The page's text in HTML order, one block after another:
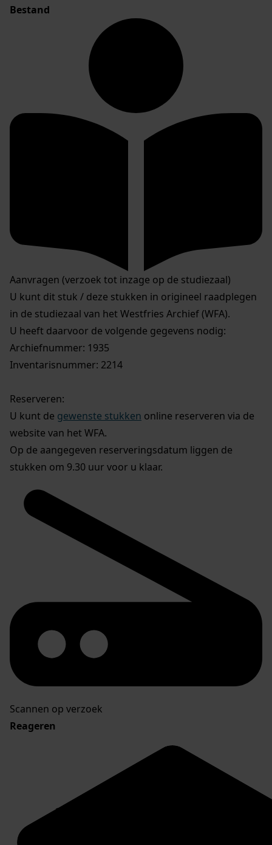
Bestand
Aanvragen (verzoek tot inzage op de studiezaal)
U kunt dit stuk / deze stukken in origineel raadplegen
in de studiezaal van het Westfries Archief (WFA).
U heeft daarvoor de volgende gegevens nodig:
Archiefnummer: 1935
Inventarisnummer: 2214
Reserveren:
U kunt de gewenste stukken online reserveren via de
website van het WFA.
Op de aangegeven reserveringsdatum liggen de
stukken om 9.30 uur voor u klaar.
Scannen op verzoek
Reageren